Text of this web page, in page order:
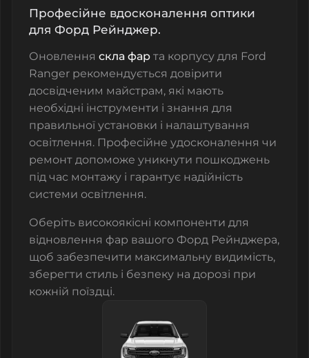
Професійне вдосконалення оптики
для Форд Рейнджер.
Оновлення скла фар та корпусу для Ford
Ranger рекомендується довірити
досвідченим майстрам, які мають
необхідні інструменти і знання для
правильної установки і налаштування
освітлення. Професійне удосконалення чи
ремонт допоможе уникнути пошкоджень
під час монтажу і гарантує надійність
системи освітлення.
Оберіть високоякісні компоненти для
відновлення фар вашого Форд Рейнджера,
щоб забезпечити максимальну видимість,
зберегти стиль і безпеку на дорозі при
кожній поїздці.